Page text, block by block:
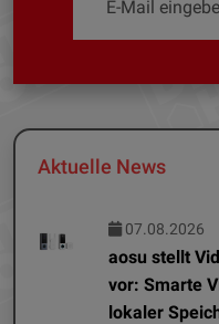
Aktuelle News
07.08.2026
aosu stellt
vor: Smarte
lokaler